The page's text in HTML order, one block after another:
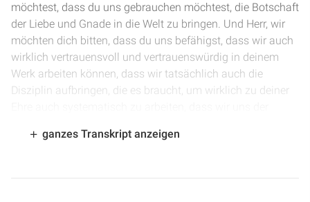
möchtest, dass du uns gebrauchen möchtest, die Botschaft
der Liebe und Gnade in die Welt zu bringen. Und Herr, wir
möchten dich bitten, dass du uns befähigst, dass wir auch
wirklich vertrauensvoll und vertrauenswürdig in deinem
Werk arbeiten können, dass wir tatsächlich auch die
Disziplin aufbringen, die es braucht, um wirklich zu deiner
Gott des Universums gemeinsam zusammenwirken zu
ganzes Transkript anzeigen